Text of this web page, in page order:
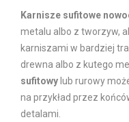
Karnisze sufitowe
metalu albo z tworzyw,
karniszami w bardziej
drewna albo z kutego
sufitowy lub rurowy
na przykład przez
detalami.